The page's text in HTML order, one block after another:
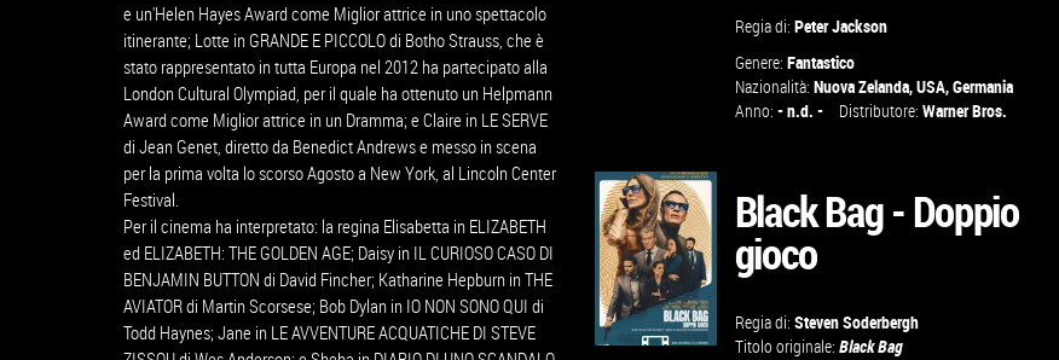
e un'Helen Hayes Award come Miglior attrice in uno spettacolo
itinerante; Lotte in GRANDE E PICCOLO di Botho Strauss, che è
stato rappresentato in tutta Europa nel 2012 ha partecipato alla
London Cultural Olympiad, per il quale ha ottenuto un Helpmann
Award come Miglior attrice in un Dramma; e Claire in LE SERVE
di Jean Genet, diretto da Benedict Andrews e messo in scena
per la prima volta lo scorso Agosto a New York, al Lincoln Center
Festival.
Per il cinema ha interpretato: la regina Elisabetta in ELIZABETH
ed ELIZABETH: THE GOLDEN AGE; Daisy in IL CURIOSO CASO DI
BENJAMIN BUTTON di David Fincher; Katharine Hepburn in THE
AVIATOR di Martin Scorsese; Bob Dylan in IO NON SONO QUI di
Todd Haynes; Jane in LE AVVENTURE ACQUATICHE DI STEVE
Regia di: Peter Jackson
Genere: Fantastico
Nazionalità: Nuova Zelanda, USA, Germania
Anno: - n.d. - Distributore: Warner Bros.
Black Bag - Doppio
gioco
Regia di: Steven Soderbergh
Titolo originale: Black Bag